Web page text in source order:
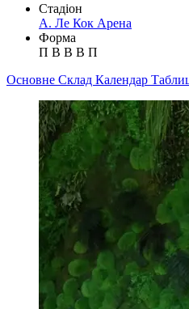
Стадіон
А. Ле Кок Арена
Форма
П В В В П
Основне Склад Календар